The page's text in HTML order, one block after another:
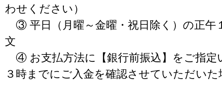
わせください）
③ 平日（月曜～金曜・祝日除く）の正午
文
④ お支払方法に【銀行前振込】をご指定
３時までにご入金を確認させていただいた